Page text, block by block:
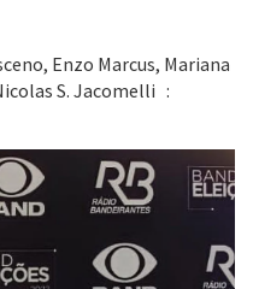
Enzo Marcus, Mariana
S. Jacomelli :